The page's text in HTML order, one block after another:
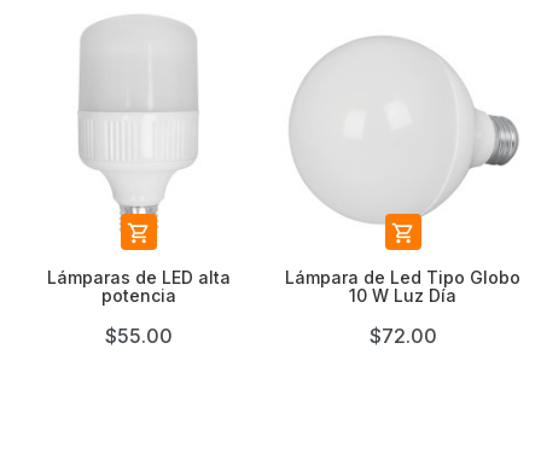

Lámparas de LED alta
potencia
$55.00

Lámpara de Led Tipo Globo
10 W Luz Día
$72.00